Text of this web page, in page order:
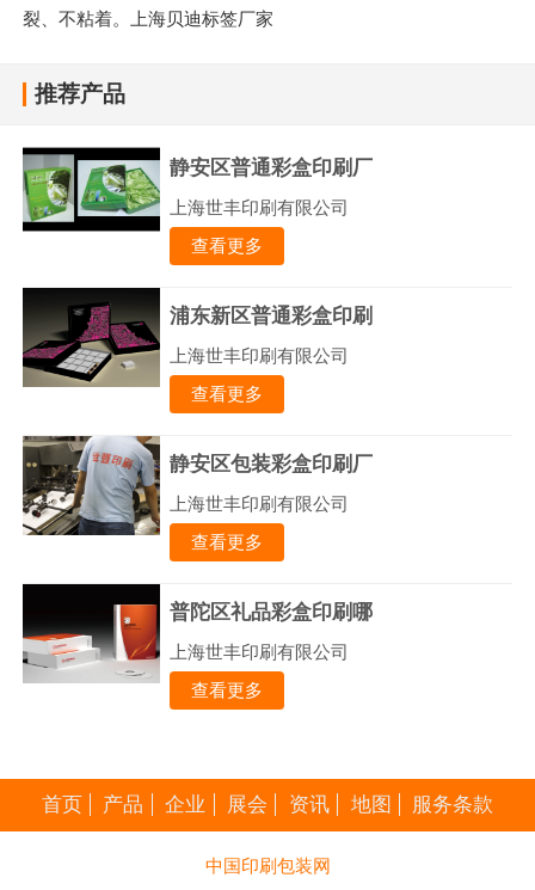
裂、不粘着。上海贝迪标签厂家
推荐产品
静安区普通彩盒印刷厂
上海世丰印刷有限公司
查看更多
浦东新区普通彩盒印刷
上海世丰印刷有限公司
查看更多
静安区包装彩盒印刷厂
上海世丰印刷有限公司
查看更多
普陀区礼品彩盒印刷哪
上海世丰印刷有限公司
查看更多
首页 产品 企业 展会 资讯 地图 服务条款
中国印刷包装网